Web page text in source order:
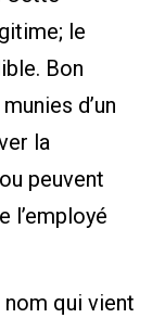
le
Bon
d’un
la
peuvent
l’employé
qui vient